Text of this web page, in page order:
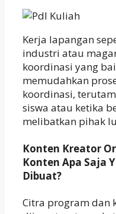
Kerja lapangan
industri atau
koordinasi yang
memudahkan
koordinasi,
siswa atau ketika
melibatkan pihak
Konten Kreator
Konten Apa Saja
Dibuat?
Citra program dan